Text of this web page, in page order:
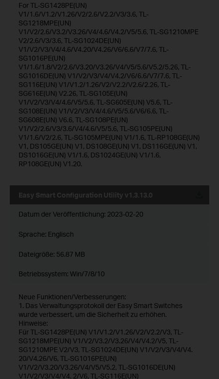
For TL-SG1428PE(UN)
V1/1.6/V1.2/V1.26/V2/2.6/V2.2/V3/3.6, TL-
SG1218MPE(UN)
V1/V2/2.6/V3.2/V3.26/V4/4.6/V4.2/V5/5.6, TL-SG1210MPE
V2/2.6/V3/3.6, TL-SG1024DE(UN)
V1/V2/V3/V4/4.6/V4.20/V4.26/V6/6.6/V7/7.6, TL-
SG1016PE(UN)
V1/1.6/1.8/V2/2.6/V3.20/V3.26/V4/V5/5.6/V5.2/5.26, TL-
SG1016DE(UN) V1/V2/V3/V4/V4.2/V6/6.6/V7/7.6, TL-
SG116E(UN) V1/V1.2/1.26/V2/V2.2/V2.6/2.26, TL-
SG616E(UN) V2.26, TL-SG105E(UN)
V1/V2/V3/V4/4.6/V5/5.6, TL-SG605E(UN) V5.6, TL-
SG108E(UN) V1/V2/V3/V4/4.6/V5/5.6/V6/6.6, TL-
SG608E(UN) V6.6, TL-SG108PE(UN)
V1/V2/2.6/V3/3.6/V4/4.6/V5/5.6, TL-SG105PE(UN)
V1/1.6/V2/2.6, TL-SG105MPE(UN) V1/1.6, TL-RP108GE(UN)
V1, DS105GE(UN) V1, DS108GE(UN) V1, DS116GE(UN) V1,
DS1016GE(UN) V1/1.6, DS1024GE(UN) V1/1.6,
RP108GE(UN) V1.20.
Easy Smart Configuration Utility v1.3.13.0
Datum der Veröffentlichung: 2023-02-20
Sprache: Englisch
Dateigröße: 56.87 MB
Betriebssystem: Win/7/8/10
Neue Funktionen/Verbesserungen:
1. Das Verwaltungsprotokoll der Easy Smart Switches
wurde verbessert, um die Sicherheit zu erhöhen.
Hinweise:
Für TL-SG1428PE(UN) V1/V1.2/V1.26/V2/V2.2/V3, TL-
SG1218MPE(UN) V1/V2/V3.2/V3.26/V4/V4.2/V5, TL-
SG1210MPE V2/V3, TL-SG1024DE(UN) V1/V2/V3/V4/V4.
20/V4.26/V6, TL-SG1016PE(UN)
V1/V2/V3.20/V3.26/V4/V5/V5.2, TL-SG1016DE(UN)
V1/V2/V3/V4/V4. 2/V6, TL-SG116E(UN)